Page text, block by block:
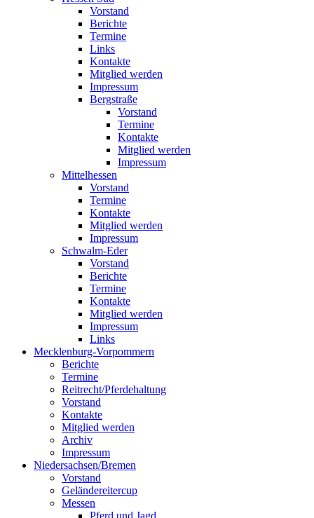
Vorstand
Berichte
Termine
Links
Kontakte
Mitglied werden
Impressum
Bergstraße
Vorstand
Termine
Kontakte
Mitglied werden
Impressum
Mittelhessen
Vorstand
Termine
Kontakte
Mitglied werden
Impressum
Schwalm-Eder
Vorstand
Berichte
Termine
Kontakte
Mitglied werden
Impressum
Links
Mecklenburg-Vorpommern
Berichte
Termine
Reitrecht/Pferdehaltung
Vorstand
Kontakte
Mitglied werden
Archiv
Impressum
Niedersachsen/Bremen
Vorstand
Geländereitercup
Messen
Pferd und Jagd